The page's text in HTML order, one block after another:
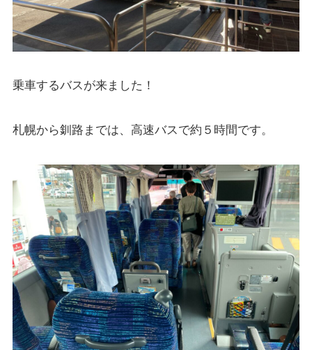
乗車するバスが来ました！
札幌から釧路までは、高速バスで約５時間です。